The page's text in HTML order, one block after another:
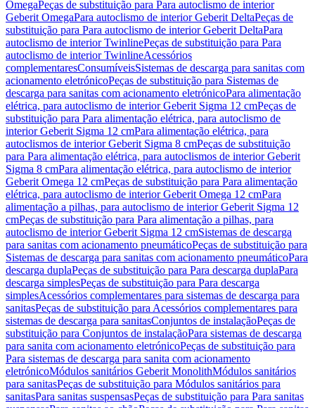
OmegaPeças de substituição para Para autoclismo de interior
Geberit OmegaPara autoclismo de interior Geberit DeltaPeças de
substituição para Para autoclismo de interior Geberit DeltaPara
autoclismo de interior TwinlinePeças de substituição para Para
autoclismo de interior TwinlineAcessórios
complementaresConsumíveisSistemas de descarga para sanitas com
acionamento eletrónicoPeças de substituição para Sistemas de
descarga para sanitas com acionamento eletrónicoPara alimentação
elétrica, para autoclismo de interior Geberit Sigma 12 cmPeças de
substituição para Para alimentação elétrica, para autoclismo de
interior Geberit Sigma 12 cmPara alimentação elétrica, para
autoclismos de interior Geberit Sigma 8 cmPeças de substituição
para Para alimentação elétrica, para autoclismos de interior Geberit
Sigma 8 cmPara alimentação elétrica, para autoclismo de interior
Geberit Omega 12 cmPeças de substituição para Para alimentação
elétrica, para autoclismo de interior Geberit Omega 12 cmPara
alimentação a pilhas, para autoclismo de interior Geberit Sigma 12
cmPeças de substituição para Para alimentação a pilhas, para
autoclismo de interior Geberit Sigma 12 cmSistemas de descarga
para sanitas com acionamento pneumáticoPeças de substituição para
Sistemas de descarga para sanitas com acionamento pneumáticoPara
descarga duplaPeças de substituição para Para descarga duplaPara
descarga simplesPeças de substituição para Para descarga
simplesAcessórios complementares para sistemas de descarga para
sanitasPeças de substituição para Acessórios complementares para
sistemas de descarga para sanitasConjuntos de instalaçãoPeças de
substituição para Conjuntos de instalaçãoPara sistemas de descarga
para sanita com acionamento eletrónicoPeças de substituição para
Para sistemas de descarga para sanita com acionamento
eletrónicoMódulos sanitários Geberit MonolithMódulos sanitários
para sanitasPeças de substituição para Módulos sanitários para
sanitasPara sanitas suspensasPeças de substituição para Para sanitas